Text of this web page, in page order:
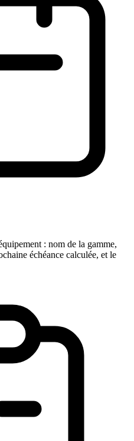
: nom de la gamme,
échéance calculée, et le